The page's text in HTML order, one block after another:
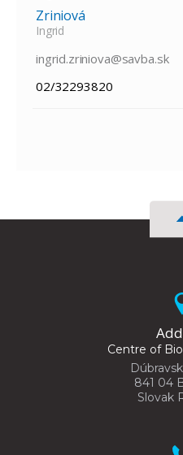
Zriniová
Ingrid
ingrid.zriniova@savba.sk
02/32293820
Centre of
841 04
Slovak